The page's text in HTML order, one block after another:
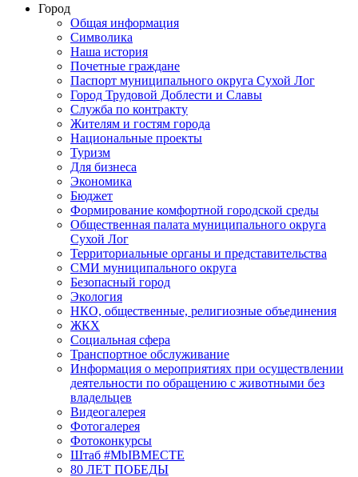
Город
Общая информация
Символика
Наша история
Почетные граждане
Паспорт муниципального округа Сухой Лог
Город Трудовой Доблести и Славы
Служба по контракту
Жителям и гостям города
Национальные проекты
Туризм
Для бизнеса
Экономика
Бюджет
Формирование комфортной городской среды
Общественная палата муниципального округа
Сухой Лог
Территориальные органы и представительства
СМИ муниципального округа
Безопасный город
Экология
НКО, общественные, религиозные объединения
ЖКХ
Социальная сфера
Транспортное обслуживание
Информация о мероприятиях при осуществлении
деятельности по обращению с животными без
владельцев
Видеогалерея
Фотогалерея
Фотоконкурсы
Штаб #MbIBMECTE
80 ЛЕТ ПОБЕДЫ